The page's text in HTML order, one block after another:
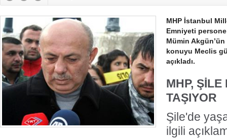
MHP İstanbul
Emniyeti
Mümin Akgün’ün
konuyu Meclis
açıkladı.
MHP,
TAŞIYOR
Şile'de
ilgili